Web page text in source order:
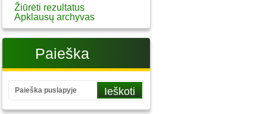
Žiūrėti rezultatus
Apklausų archyvas
Paieška